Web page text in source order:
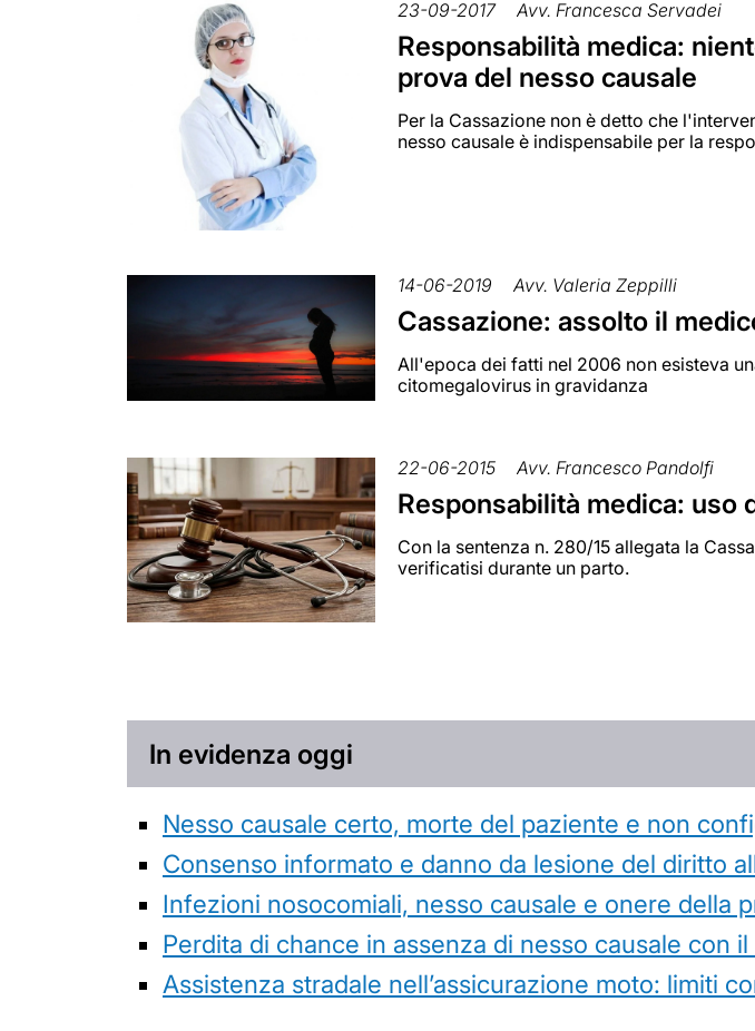
23-09-2017 Avv. Francesca Servadei
Responsabilità medica:
prova del nesso causale
Per la Cassazione non è detto che
nesso causale è indispensabile per la
14-06-2019 Avv. Valeria Zeppilli
Cassazione: assolto il
All'epoca dei fatti nel 2006 non esisteva
citomegalovirus in gravidanza
22-06-2015 Avv. Francesco Pandolfi
Responsabilità medica: uso
Con la sentenza n. 280/15 allegata la
verificatisi durante un parto.
In evidenza oggi
Nesso causale certo, morte del paziente e non
Consenso informato e danno da lesione del diritto
Infezioni nosocomiali, nesso causale e onere della
Perdita di chance in assenza di nesso causale con
Assistenza stradale nell’assicurazione moto: limiti